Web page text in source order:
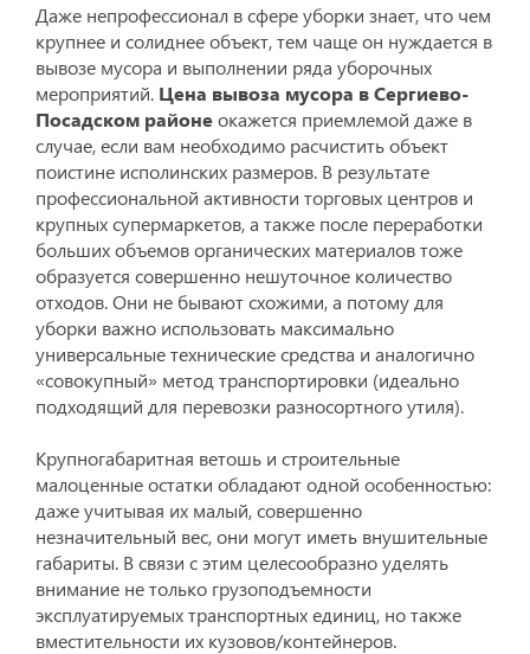
Даже непрофессионал в сфере уборки знает, что чем
крупнее и солиднее объект, тем чаще он нуждается в
вывозе мусора и выполнении ряда уборочных
мероприятий. Цена вывоза мусора в Сергиево-
Посадском районеокажется приемлемой даже в
случае, если вам необходимо расчистить объект
поистине исполинских размеров. В результате
профессиональной активности торговых центров и
крупных супермаркетов, а также после переработки
больших объемов органических материалов тоже
образуется совершенно нешуточное количество
отходов. Они не бывают схожими, а потому для
уборки важно использовать максимально
универсальные технические средства и аналогично
«совокупный» метод транспортировки (идеально
подходящий для перевозки разносортного утиля).
Крупногабаритная ветошь и строительные
малоценные остатки обладают одной особенностью:
даже учитывая их малый, совершенно
незначительный вес, они могут иметь внушительные
габариты. В связи с этим целесообразно уделять
внимание не только грузоподъемности
эксплуатируемых транспортных единиц, но также
вместительности их кузовов/контейнеров.